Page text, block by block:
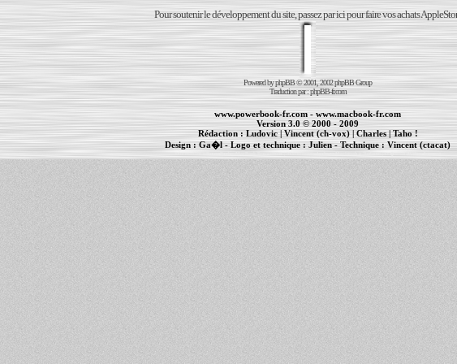
Pour soutenir le développement du site, passez par ici pour faire vos achats
Powered byphpBB© 2001, 2002 phpBB Group
Traduction par :phpBB-fr.com
www.powerbook-fr.com - www.macbook-fr.com
Version 3.0 © 2000 - 2009
Rédaction : Ludovic|Vincent (ch-vox)| Charles|Taho !
Design :Ga�l - Logo et technique : Julien - Technique :Vincent (ctacat)
| | cr�ation de sites Internet